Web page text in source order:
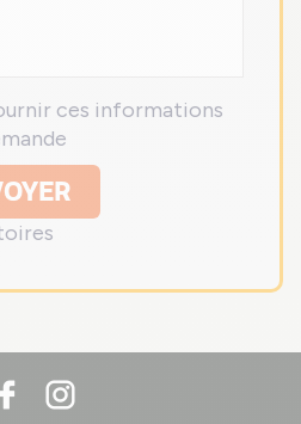
ces informations